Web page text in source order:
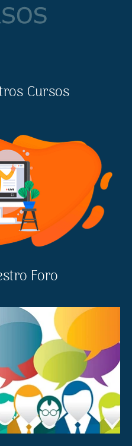
Cursos
Foro